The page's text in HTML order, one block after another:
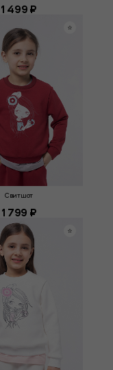
1 499 ₽
Свитшот
1 799 ₽